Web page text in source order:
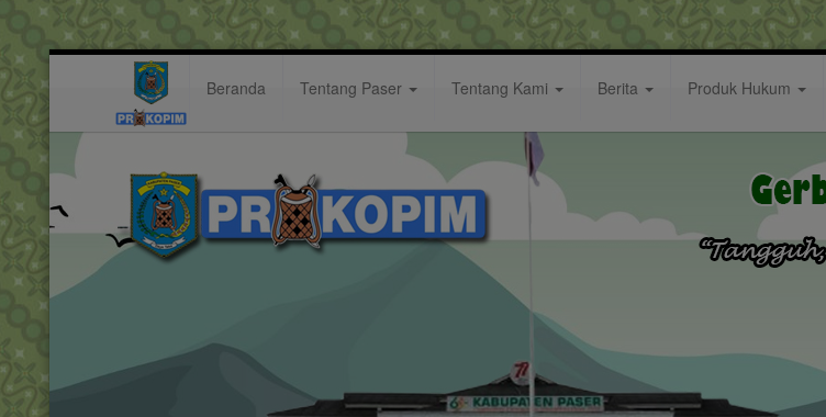
Beranda Tentang Paser Tentang Kami Berita Produk Hukum
Hastag: